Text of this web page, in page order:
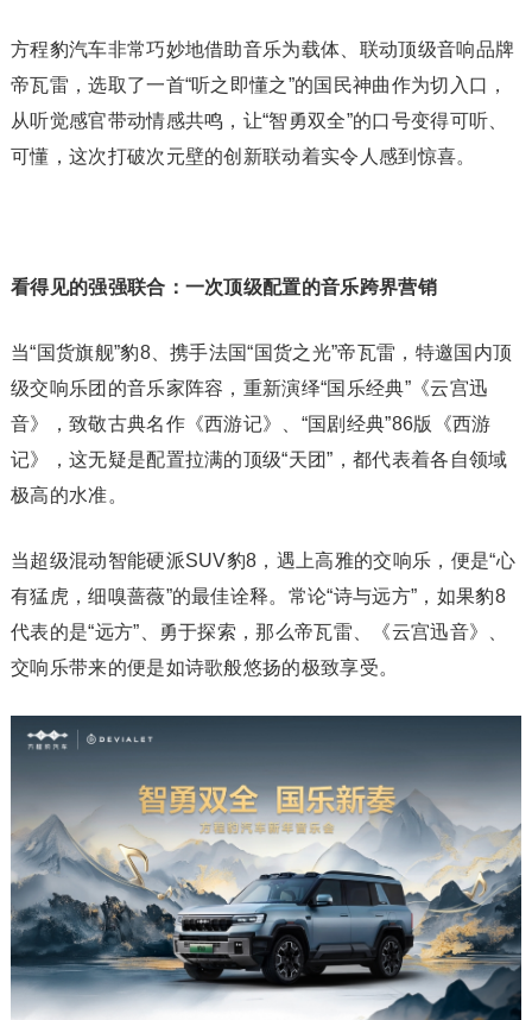
方程豹汽车非常巧妙地借助音乐为载体、联动顶级音响品牌
帝瓦雷，选取了一首“听之即懂之”的国民神曲作为切入口，
从听觉感官带动情感共鸣，让“智勇双全”的口号变得可听、
可懂，这次打破次元壁的创新联动着实令人感到惊喜。
看得见的强强联合：一次顶级配置的音乐跨界营销
当“国货旗舰”豹8、携手法国“国货之光”帝瓦雷，特邀国内顶
级交响乐团的音乐家阵容，重新演绎“国乐经典”《云宫迅
音》，致敬古典名作《西游记》、“国剧经典”86版《西游
记》，这无疑是配置拉满的顶级“天团”，都代表着各自领域
极高的水准。
当超级混动智能硬派SUV豹8，遇上高雅的交响乐，便是“心
有猛虎，细嗅蔷薇”的最佳诠释。常论“诗与远方”，如果豹8
代表的是“远方”、勇于探索，那么帝瓦雷、《云宫迅音》、
交响乐带来的便是如诗歌般悠扬的极致享受。